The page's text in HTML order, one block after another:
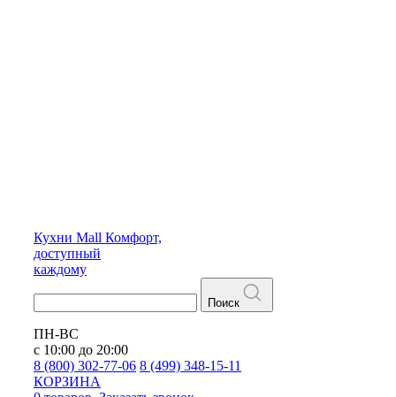
Кухни Mall Комфорт,
доступный
каждому
Поиск
ПН-ВС
с 10:00 до 20:00
8 (800) 302-77-06 8 (499) 348-15-11
КОРЗИНА